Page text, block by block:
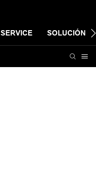
SERVICE SOLUCIÓN